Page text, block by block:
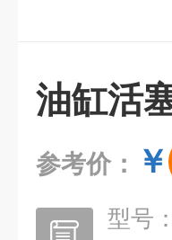
油缸活
参考价： ￥
型号：